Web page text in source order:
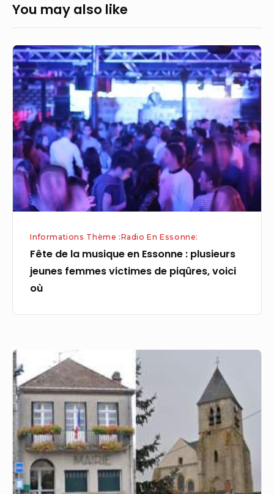
You may also like
Fête
de
la
musique
en
Essonne
:
plusieurs
jeunes
femmes
piqûres,
voici
Informations Thème :Radio En Essonne:
Fête de la musique en Essonne : plusieurs
jeunes femmes victimes de piqûres, voici
où
Ondreville-
sur-
Essonne
(45390)